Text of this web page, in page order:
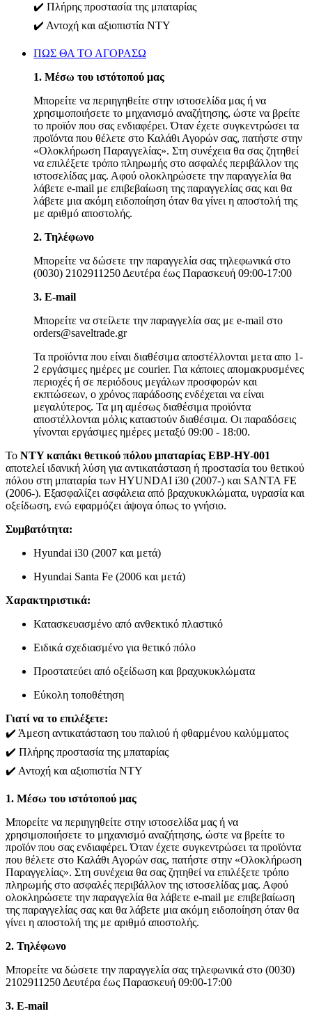
✔️ Πλήρης προστασία της μπαταρίας
✔️ Αντοχή και αξιοπιστία NTY
ΠΩΣ ΘΑ ΤΟ ΑΓΟΡΑΣΩ
1. Μέσω του ιστότοπού μας
Μπορείτε να περιηγηθείτε στην ιστοσελίδα μας ή να
χρησιμοποιήσετε το μηχανισμό αναζήτησης, ώστε να βρείτε
το προϊόν που σας ενδιαφέρει. Όταν έχετε συγκεντρώσει τα
προϊόντα που θέλετε στο Καλάθι Αγορών σας, πατήστε στην
«Ολοκλήρωση Παραγγελίας». Στη συνέχεια θα σας ζητηθεί
να επιλέξετε τρόπο πληρωμής στο ασφαλές περιβάλλον της
ιστοσελίδας μας. Αφού ολοκληρώσετε την παραγγελία θα
λάβετε e-mail με επιβεβαίωση της παραγγελίας σας και θα
λάβετε μια ακόμη ειδοποίηση όταν θα γίνει η αποστολή της
με αριθμό αποστολής.
2. Τηλέφωνο
Μπορείτε να δώσετε την παραγγελία σας τηλεφωνικά στο
(0030) 2102911250 Δευτέρα έως Παρασκευή 09:00-17:00
3. Ε-mail
Μπορείτε να στείλετε την παραγγελία σας με e-mail στο
orders@saveltrade.gr
Τα προϊόντα που είναι διαθέσιμα αποστέλλονται μετα απο 1-
2 εργάσιμες ημέρες με courier. Για κάποιες απομακρυσμένες
περιοχές ή σε περιόδους μεγάλων προσφορών και
εκπτώσεων, ο χρόνος παράδοσης ενδέχεται να είναι
μεγαλύτερος. Τα μη αμέσως διαθέσιμα προϊόντα
αποστέλλονται μόλις καταστούν διαθέσιμα. Οι παραδόσεις
γίνονται εργάσιμες ημέρες μεταξύ 09:00 - 18:00.
Το NTY καπάκι θετικού πόλου μπαταρίας EBP-HY-001
αποτελεί ιδανική λύση για αντικατάσταση ή προστασία του θετικού
πόλου στη μπαταρία των HYUNDAI i30 (2007-) και SANTA FE
(2006-). Εξασφαλίζει ασφάλεια από βραχυκυκλώματα, υγρασία και
οξείδωση, ενώ εφαρμόζει άψογα όπως το γνήσιο.
Συμβατότητα:
Hyundai i30 (2007 και μετά)
Hyundai Santa Fe (2006 και μετά)
Χαρακτηριστικά:
Κατασκευασμένο από ανθεκτικό πλαστικό
Ειδικά σχεδιασμένο για θετικό πόλο
Προστατεύει από οξείδωση και βραχυκυκλώματα
Εύκολη τοποθέτηση
Γιατί να το επιλέξετε:
✔️ Άμεση αντικατάσταση του παλιού ή φθαρμένου καλύμματος
✔️ Πλήρης προστασία της μπαταρίας
✔️ Αντοχή και αξιοπιστία NTY
1. Μέσω του ιστότοπού μας
Μπορείτε να περιηγηθείτε στην ιστοσελίδα μας ή να
χρησιμοποιήσετε το μηχανισμό αναζήτησης, ώστε να βρείτε το
προϊόν που σας ενδιαφέρει. Όταν έχετε συγκεντρώσει τα προϊόντα
που θέλετε στο Καλάθι Αγορών σας, πατήστε στην «Ολοκλήρωση
Παραγγελίας». Στη συνέχεια θα σας ζητηθεί να επιλέξετε τρόπο
πληρωμής στο ασφαλές περιβάλλον της ιστοσελίδας μας. Αφού
ολοκληρώσετε την παραγγελία θα λάβετε e-mail με επιβεβαίωση
της παραγγελίας σας και θα λάβετε μια ακόμη ειδοποίηση όταν θα
γίνει η αποστολή της με αριθμό αποστολής.
2. Τηλέφωνο
Μπορείτε να δώσετε την παραγγελία σας τηλεφωνικά στο (0030)
2102911250 Δευτέρα έως Παρασκευή 09:00-17:00
3. Ε-mail